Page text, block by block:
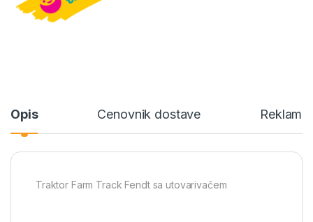
Opis Cenovnik dostave
Traktor Farm Track Fendt sa utovarivačem